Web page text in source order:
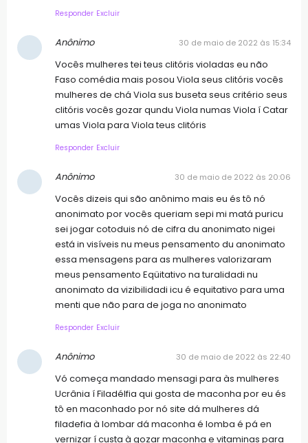
Responder Excluir
Anônimo 30 de maio de 2022 às 15:34
Vocês mulheres tei teus clitóris violadas eu não
Faso comédia mais posou Viola seus clitóris vocês
mulheres de chá Viola sus buseta seus critério seus
clitóris vocês gozar qundu Viola numas Viola í Catar
umas Viola para Viola teus clitóris
Responder Excluir
Anônimo 30 de maio de 2022 às 20:06
Vocês dizeis qui são anônimo mais eu és tô nó
anonimato por vocês queriam sepi mi matá puricu
sei jogar cotoduis nó de cifra du anonimato nigei
está in visíveis nu meus pensamento du anonimato
essa mensagens para as mulheres valorizaram
meus pensamento Eqüitativo na turalidadi nu
anonimato da vizibilidadi icu é equitativo para uma
menti que não para de joga no anonimato
Responder Excluir
Anônimo 30 de maio de 2022 às 22:40
Vó começa mandado mensagi para às mulheres
Ucrânia í Filadélfia qui gosta de maconha por eu és
tô en maconhado por nó site dá mulheres dá
filadefia à lombar dá maconha é lomba é pá en
vernizar í custa à gozar maconha e vitaminas para